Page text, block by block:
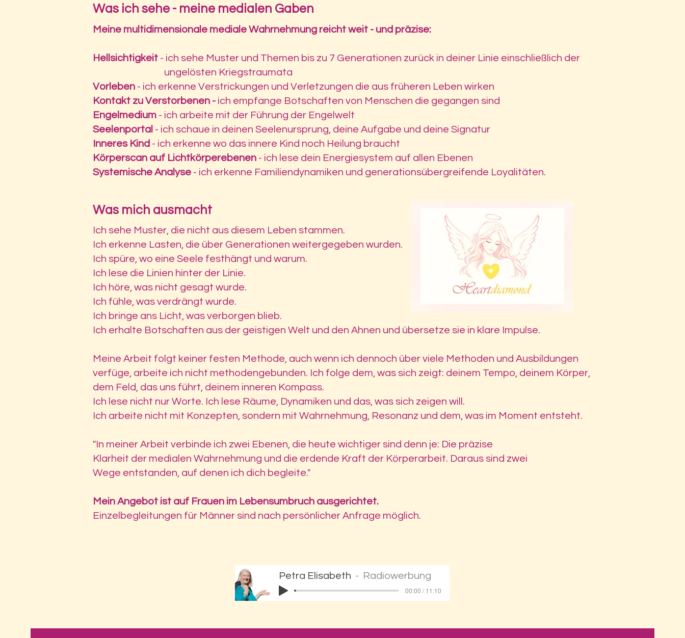
Was ich sehe - meine medialen Gaben
Meine multidimensionale mediale Wahrnehmung reicht weit - und präzise:
Hellsichtigkeit - ich sehe Muster und Themen bis zu 7 Generationen zurück in deiner Linie einschließlich der
ungelösten Kriegstraumata
Vorleben - ich erkenne Verstrickungen und Verletzungen die aus früheren Leben wirken
Kontakt zu Verstorbenen - ich empfange Botschaften von Menschen die gegangen sind
Engelmedium - ich arbeite mit der Führung der Engelwelt
Seelenportal - ich schaue in deinen Seelenursprung, deine Aufgabe und deine Signatur
Inneres Kind - ich erkenne wo das innere Kind noch Heilung braucht
Körperscan auf Lichtkörperebenen - ich lese dein Energiesystem auf allen Ebenen
Systemische Analyse - ich erkenne Familiendynamiken und generationsübergreifende Loyalitäten.
Was mich ausmacht
Ich sehe Muster, die nicht aus diesem Leben stammen.
Ich erkenne Lasten, die über Generationen weitergegeben wurden.
Ich spüre, wo eine Seele festhängt und warum.
Ich lese die Linien hinter der Linie.
Ich höre, was nicht gesagt wurde.
Ich fühle, was verdrängt wurde.
Ich bringe ans Licht, was verborgen blieb.
Ich erhalte Botschaften aus der geistigen Welt und den Ahnen und übersetze sie in klare Impulse.
Meine Arbeit folgt keiner festen Methode, auch wenn ich dennoch über viele Methoden und Ausbildungen
verfüge, arbeite ich nicht methodengebunden. Ich folge dem, was sich zeigt: deinem Tempo, deinem Körper,
dem Feld, das uns führt, deinem inneren Kompass.
Ich lese nicht nur Worte. Ich lese Räume, Dynamiken und das, was sich zeigen will.
Ich arbeite nicht mit Konzepten, sondern mit Wahrnehmung, Resonanz und dem, was im Moment entsteht.
"In meiner Arbeit verbinde ich zwei Ebenen, die heute wichtiger sind denn je: Die präzise
Klarheit der medialen Wahrnehmung und die erdende Kraft der Körperarbeit. Daraus sind zwei
Wege entstanden, auf denen ich dich begleite."
Mein Angebot ist auf Frauen im Lebensumbruch ausgerichtet.
Einzelbegleitungen für Männer sind nach persönlicher Anfrage möglich.
Petra Elisabeth Radiowerbung
00:00 / 11:10